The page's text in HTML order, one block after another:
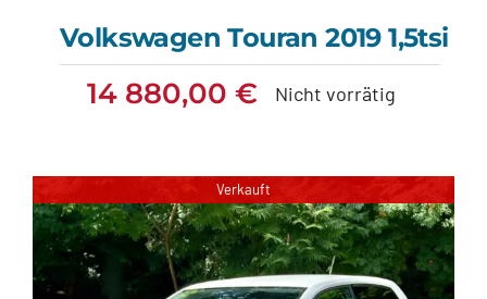
2019 1,5tsi
14 880,00€
Volkswagen Touran 2019 1,5tsi
14 880,00 € Nicht vorrätig
Verkauft